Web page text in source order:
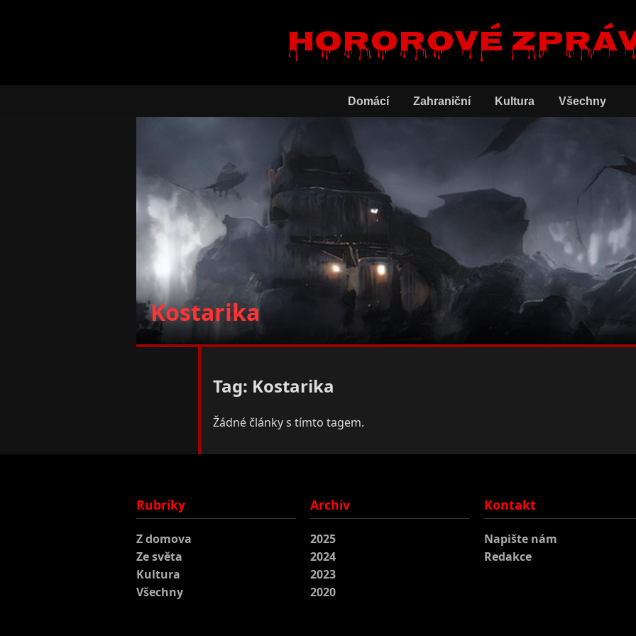
Hororové
Domácí Zahraniční Kultura Všechny
Kostarika
Tag: Kostarika
Žádné články s tímto tagem.
Rubriky
Z domova
Ze světa
Kultura
Všechny
Archiv
2025
2024
2023
2020
Kontakt
Napište nám
Redakce